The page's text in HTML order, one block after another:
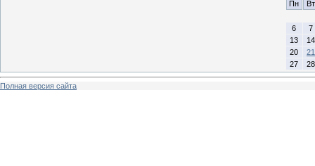
Пн
Вт
6
7
13
14
20
21
27
28
Полная версия сайта